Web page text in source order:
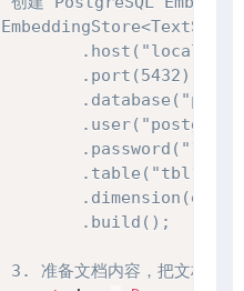
.port(5432)
.table("tbl1")
.build();
准备文档内容，把文档内